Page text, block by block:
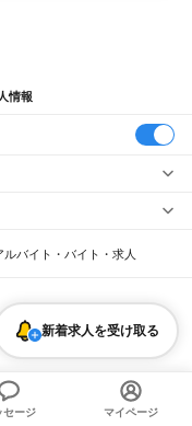
情報
像市
福津市
那珂川市
鞍手郡
駅
巻駅 遠賀川駅 海老津駅
精肉・鮮魚加工
ージャー）
・外国人活躍中
バイト・バイト・求人
新着求人を受け取る
バシーポリシー
セージ マイページ